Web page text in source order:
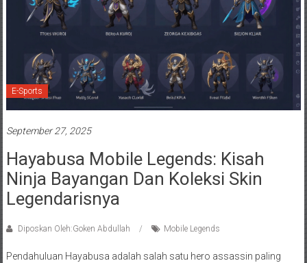
E-Sports
September 27, 2025
Hayabusa Mobile Legends: Kisah
Ninja Bayangan Dan Koleksi Skin
Legendarisnya
Diposkan Oleh:Goken Abdullah Mobile Legends
Pendahuluan Hayabusa adalah salah satu hero assassin paling